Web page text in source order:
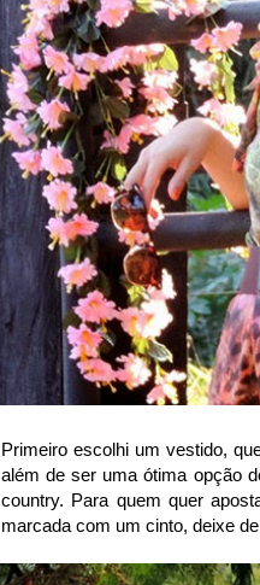
Primeiro escolhi um vestido,
além de ser uma ótima opção
country. Para quem quer
marcada com um cinto, deixe